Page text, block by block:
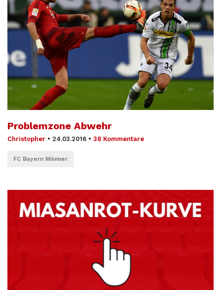
Problemzone Abwehr
Christopher • 24.03.2016 • 38 Kommentare
FC Bayern Männer